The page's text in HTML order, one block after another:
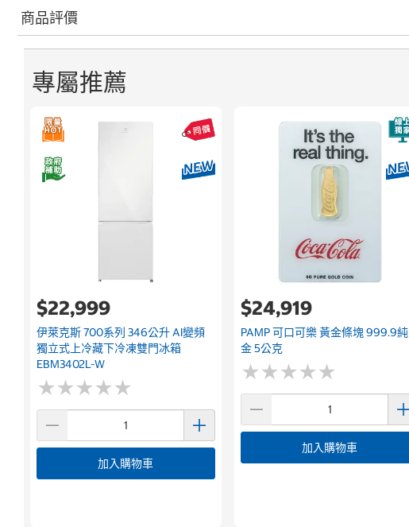
商品評價
專屬推薦
$22,999
伊萊克斯 700系列 346公升 AI變頻
獨立式上冷藏下冷凍雙門冰箱
EBM3402L-W
★★★★★
★★★★★
加入購物車
$24,919
PAMP 可口可樂 黃金條塊 999.9純
金 5公克
★★★★★
★★★★★
加入購物車